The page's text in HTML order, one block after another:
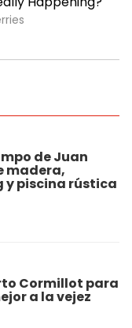
de Juan
madera,
y piscina rústica
Cormillot para
a la vejez